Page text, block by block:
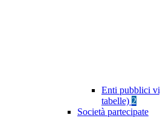
Enti pubblici
tabelle) 2
Società partecipate